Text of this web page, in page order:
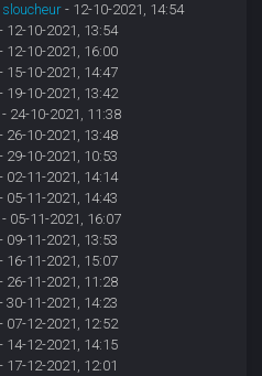
- 12-10-2021, 14:54
- 12-10-2021, 13:54
- 12-10-2021, 16:00
- 15-10-2021, 14:47
- 19-10-2021, 13:42
- 24-10-2021, 11:38
- 26-10-2021, 13:48
- 29-10-2021, 10:53
- 02-11-2021, 14:14
- 05-11-2021, 14:43
- 05-11-2021, 16:07
- 09-11-2021, 13:53
- 16-11-2021, 15:07
- 26-11-2021, 11:28
- 30-11-2021, 14:23
- 07-12-2021, 12:52
- 14-12-2021, 14:15
- 17-12-2021, 12:01